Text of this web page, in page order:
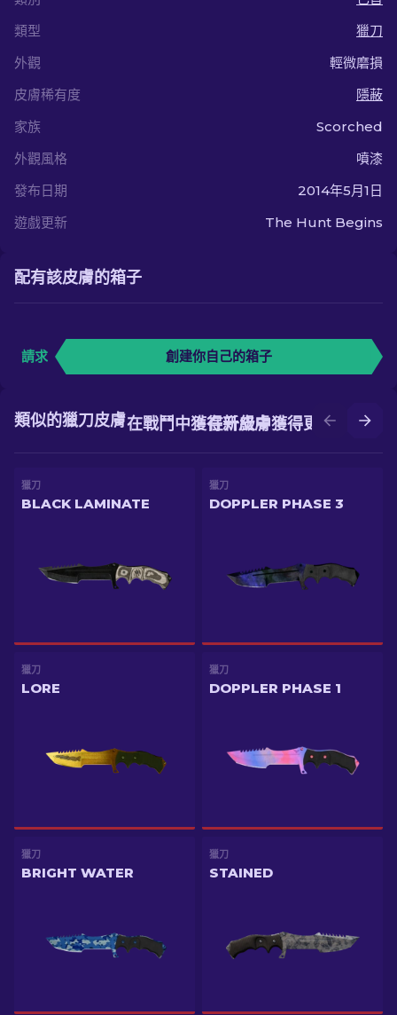
類型
獵刀
外觀
輕微磨損
皮膚稀有度
隱蔽
家族
Scorched
外觀風格
噴漆
發布日期
2014年5月1日
遊戲更新
The Hunt Begins
配有該皮膚的箱子
請求 創建你自己的箱子
在升級中獲得更好的皮膚
在戰鬥中獲得新皮膚
類似的獵刀皮膚
獵刀
BLACK LAMINATE
獵刀
DOPPLER PHASE 3
獵刀
LORE
獵刀
DOPPLER PHASE 1
獵刀
BRIGHT WATER
獵刀
STAINED